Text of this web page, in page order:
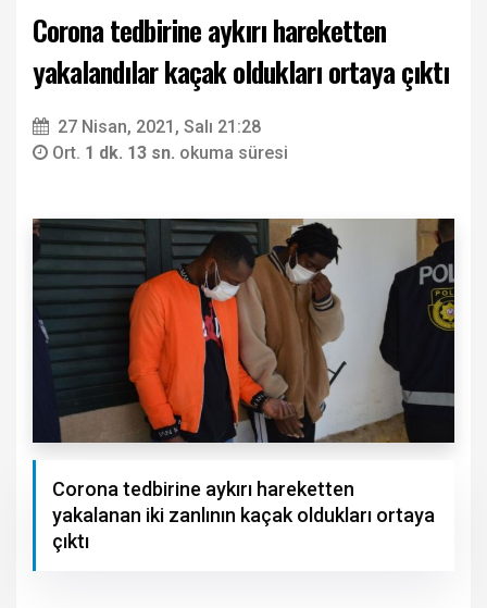
Corona tedbirine aykırı hareketten
yakalandılar kaçak oldukları ortaya çıktı
27 Nisan, 2021, Salı 21:28
Ort. 1 dk. 13 sn. okuma süresi
Corona tedbirine aykırı hareketten
yakalanan iki zanlının kaçak oldukları ortaya
çıktı